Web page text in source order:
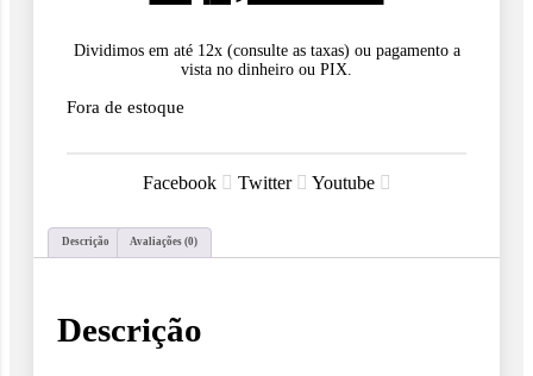
original
preço
Dividimos em até 12x (consulte as taxas) ou pagamento a
vista no dinheiro ou PIX.
Fora de estoque
Facebook Twitter Youtube
Descrição Avaliações (0)
Descrição